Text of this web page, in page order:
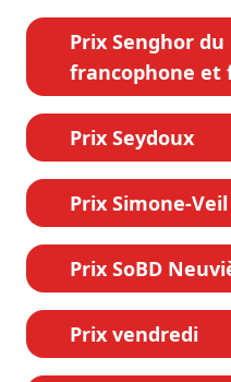
Prix Senghor
francophone et
Prix Seydoux
Prix Simone-Veil
Prix SoBD
Prix vendredi